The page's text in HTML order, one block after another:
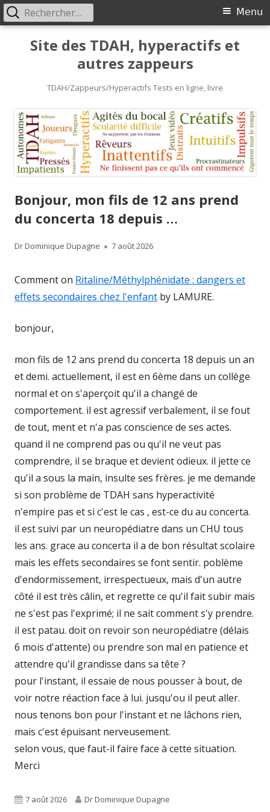
Site des TDAH, hyperactifs et
autres zappeurs
TDAH/Zappeurs/Hyperactifs Tests en ligne, livre
Primary
Menu
Menu
Rechercher :
Bonjour, mon fils de 12 ans prend
du concerta 18 depuis …
Author
Dr Dominique Dupagne
Published
7 août 2026
Comment on Ritaline/Méthylphénidate : dangers et
effets secondaires chez l'enfant by LAMURE.
bonjour,
mon fils de 12 ans prend du concerta 18 depuis un an
et demi. actuellement, il est en 6ème dans un collège
normal et on s'aperçoit qu'il a changé de
comportement. il est agressif verbalement, il se fout
de tout, ment et n'a pas conscience de ses actes.
quand il ne comprend pas ou qu'il ne veut pas
comprendre, il se braque et devient odieux. il jette ce
qu'il a sous la main, insulte ses frères. je me demande
si son problème de TDAH sans hyperactivité
n'empire pas et si c'est le cas , est-ce du au concerta.
il est suivi par un neuropédiatre dans un CHU tous
les ans. grace au concerta il a de bon résultat scolaire
mais les effets secondaires se font sentir. poblème
d'endormissement, irrespectueux, mais d'un autre
côté il est très câlin, et regrette ce qu'il fait subir mais
ne s'est pas l'exprimé; il ne sait comment s'y prendre.
il est patau. doit on revoir son neuropédiatre (délais
6 mois d'attente) ou prendre son mal en patience et
attendre qu'il grandisse dans sa tête ?
pour l'instant, il essaie de nous pousser à bout, de
voir notre réaction face à lui. jusqu'ou il peut aller.
nous tenons bon pour l'instant et ne lâchons rien,
mais c'est épuisant nerveusement.
selon vous, que faut-il faire face à cette situation.
Merci
Published
7 août 2026 Author
Dr Dominique Dupagne